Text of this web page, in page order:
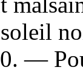
—